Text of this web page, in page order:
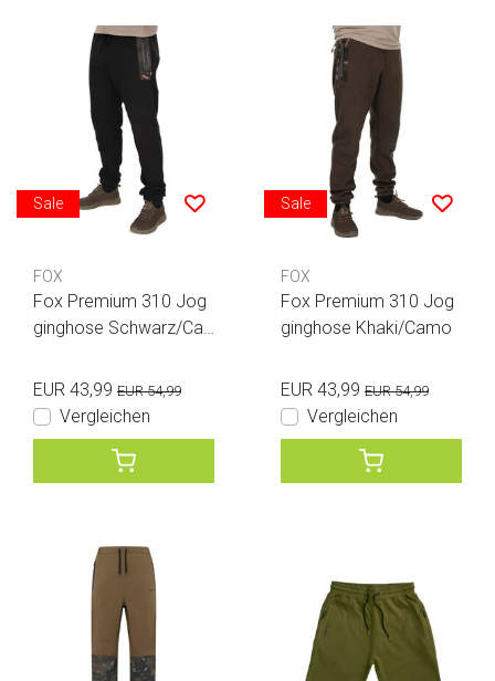
Sale
FOX
Fox Premium 310 Jog
ginghose Schwarz/Ca
EUR 43,99 EUR 54,99
Vergleichen
Sale
FOX
Fox Premium 310 Jog
ginghose Khaki/Camo
EUR 43,99 EUR 54,99
Vergleichen